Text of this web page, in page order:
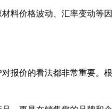
料价格波动、汇率变动等
报价的看法都非常重要。